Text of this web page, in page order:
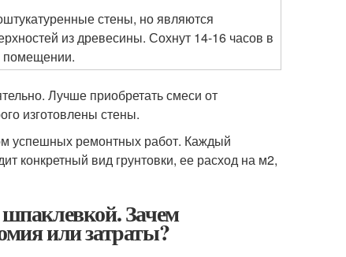
стены, но являются
из древесины. Сохнут 14-16 часов в
помещении.
Лучше приобретать смеси от
изготовлены стены.
успешных ремонтных работ. Каждый
конкретный вид грунтовки, ее расход на м2,
Зачем
или затраты?